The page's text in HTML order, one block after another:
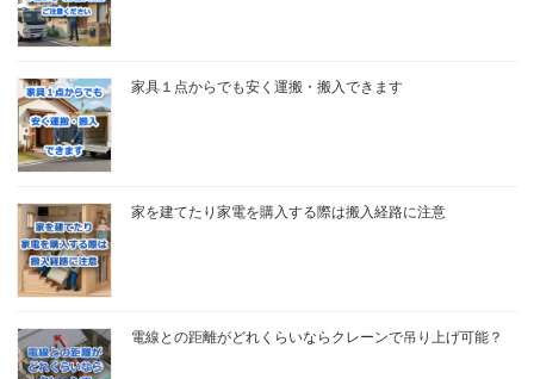
家具１点からでも安く運搬・搬入できます
家を建てたり家電を購入する際は搬入経路に注意
電線との距離がどれくらいならクレーンで吊り上げ可能？